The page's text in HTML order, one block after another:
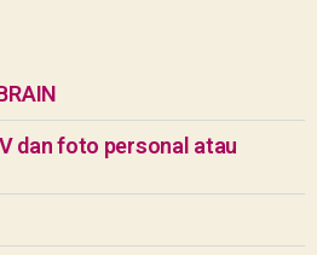
dan foto personal atau